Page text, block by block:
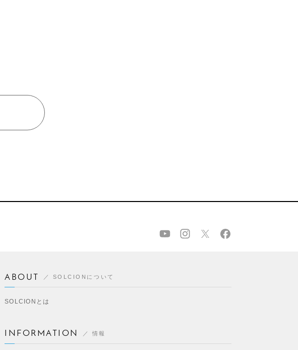
ABOUT SOLCIONについて
SOLCIONとは
INFORMATION 情報